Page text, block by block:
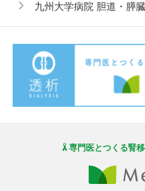
九州大学病院 胆道・膵臓・膵臓移植・腎
専門医とつくる腎